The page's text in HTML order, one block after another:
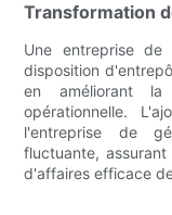
Transformation
Une entreprise de
disposition
en améliorant
opérationnelle.
l'entreprise de
fluctuante,
d'affaires efficace